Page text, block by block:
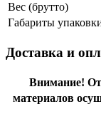
Вес (брутто)
Габариты
Доставка и
Внимание!
материалов